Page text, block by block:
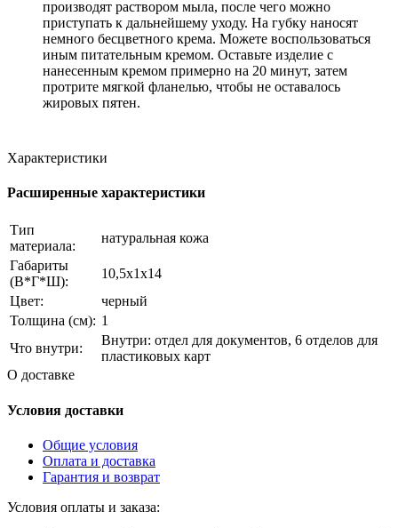
производят раствором мыла, после чего можно
приступать к дальнейшему уходу. На губку наносят
немного бесцветного крема. Можете воспользоваться
иным питательным кремом. Оставьте изделие с
нанесенным кремом примерно на 20 минут, затем
протрите мягкой фланелью, чтобы не оставалось
жировых пятен.
Характеристики
Расширенные характеристики
Тип
материала:
натуральная кожа
Габариты
(В*Г*Ш):
10,5x1x14
Цвет:
черный
Толщина (см): 1
Что внутри:
Внутри: отдел для документов, 6 отделов для
пластиковых карт
О доставке
Условия доставки
Общие условия
Оплата и доставка
Гарантия и возврат
Условия оплаты и заказа: